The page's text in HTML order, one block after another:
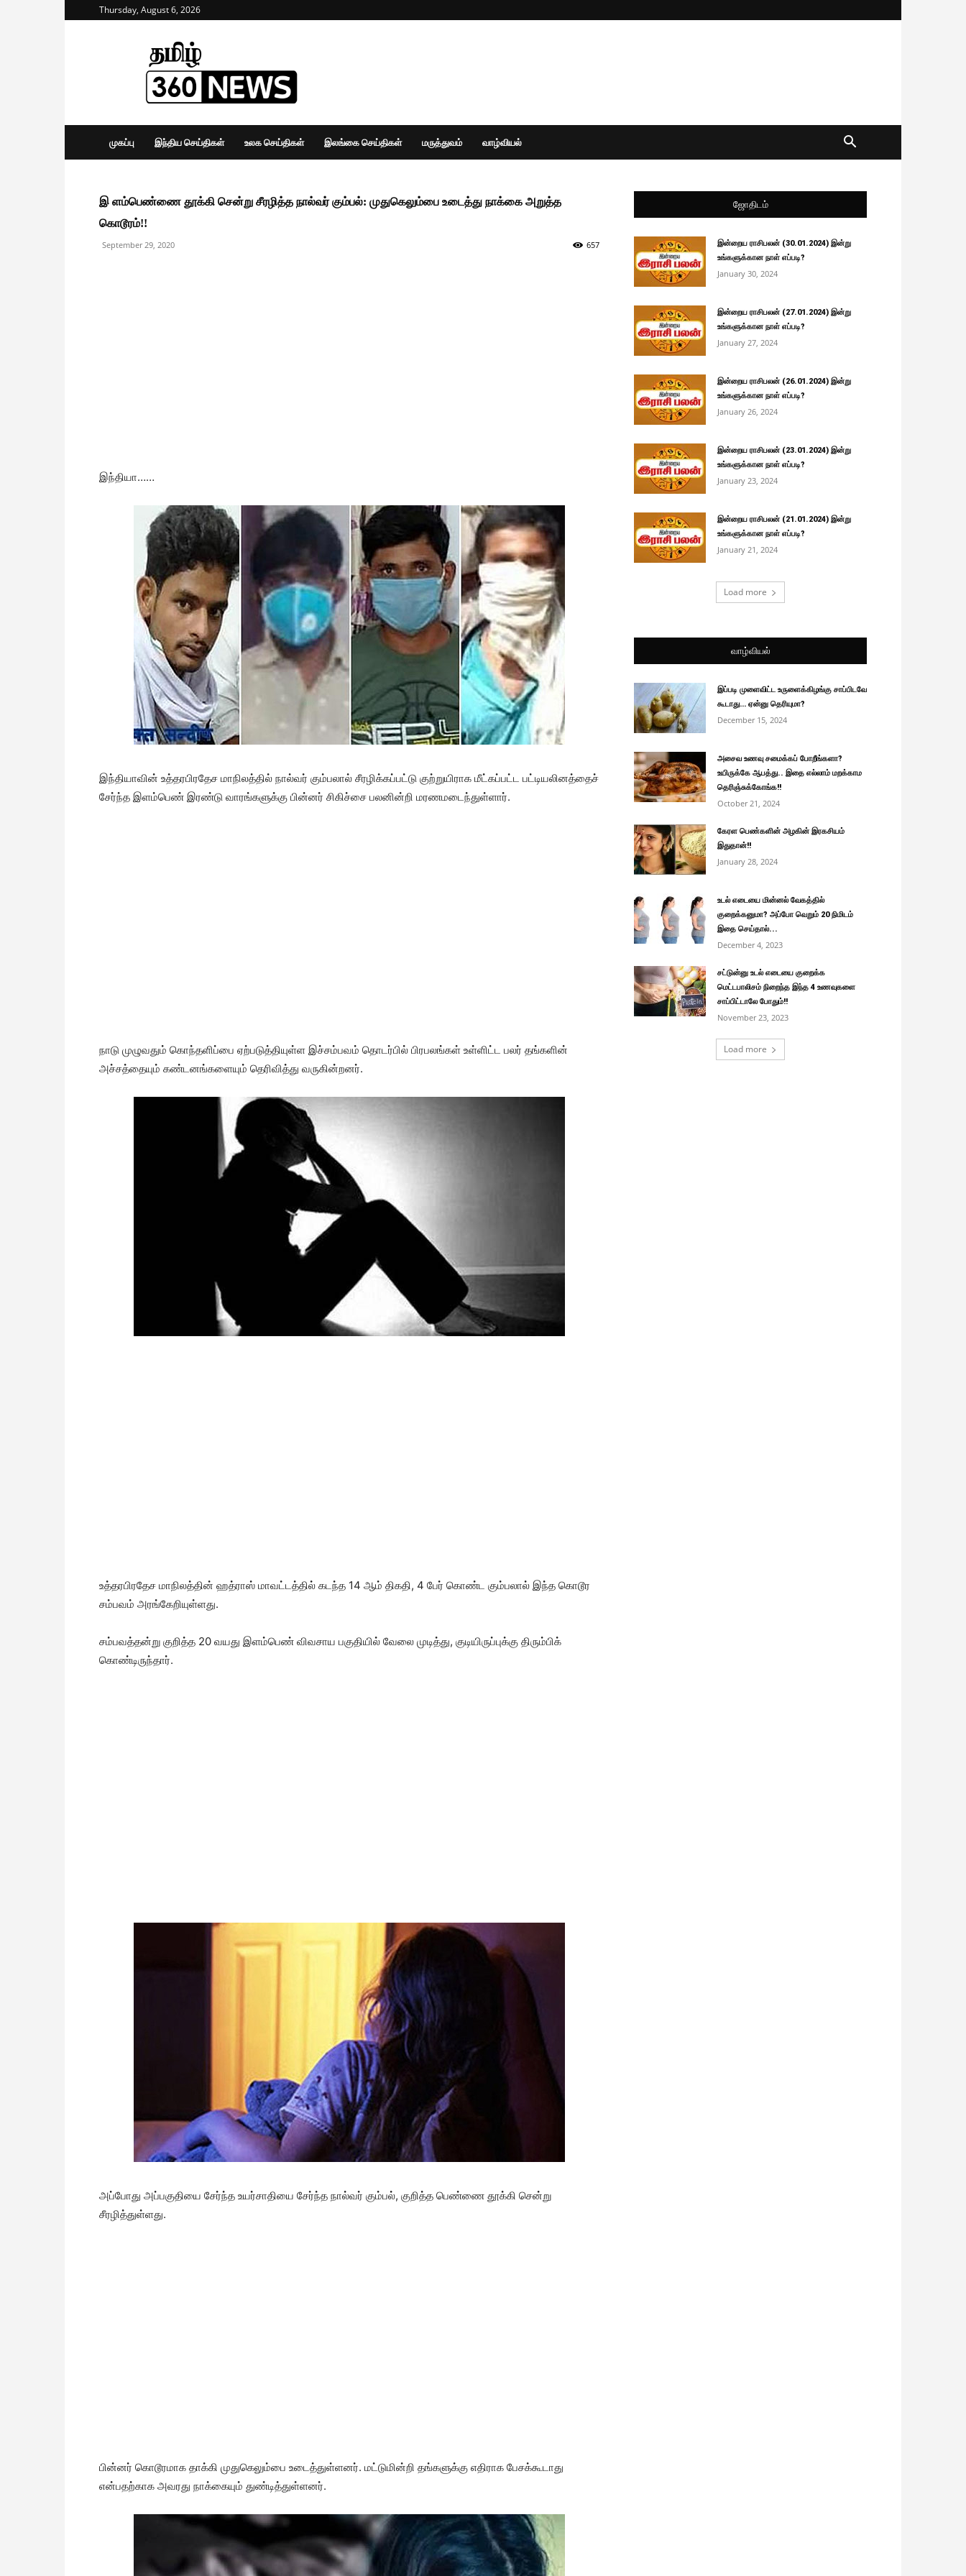
Thursday, August 6, 2026
Tamil
360
News
முகப்பு இந்திய செய்திகள் உலக செய்திகள் இலங்கை செய்திகள் மருத்துவம் வாழ்வியல்
இ ளம்பெண்ணை தூக்கி சென்று சீரழித்த நால்வர் கும்பல்: முதுகெலும்பை உடைத்து நாக்கை அறுத்த
கொடூரம்!!
September 29, 2020 657
இந்தியா……
இந்தியாவின் உத்தரபிரதேச மாநிலத்தில் நால்வர் கும்பலால் சீரழிக்கப்பட்டு குற்றுயிராக மீட்கப்பட்ட பட்டியலினத்தைச்
சேர்ந்த இளம்பெண் இரண்டு வாரங்களுக்கு பின்னர் சிகிச்சை பலனின்றி மரணமடைந்துள்ளார்.
நாடு முழுவதும் கொந்தளிப்பை ஏற்படுத்தியுள்ள இச்சம்பவம் தொடர்பில் பிரபலங்கள் உள்ளிட்ட பலர் தங்களின்
அச்சத்தையும் கண்டனங்களையும் தெரிவித்து வருகின்றனர்.
உத்தரபிரதேச மாநிலத்தின் ஹத்ராஸ் மாவட்டத்தில் கடந்த 14 ஆம் திகதி, 4 பேர் கொண்ட கும்பலால் இந்த கொடூர
சம்பவம் அரங்கேறியுள்ளது.
சம்பவத்தன்று குறித்த 20 வயது இளம்பெண் விவசாய பகுதியில் வேலை முடித்து, குடியிருப்புக்கு திரும்பிக்
கொண்டிருந்தார்.
அப்போது அப்பகுதியை சேர்ந்த உயர்சாதியை சேர்ந்த நால்வர் கும்பல், குறித்த பெண்ணை தூக்கி சென்று
சீரழித்துள்ளது.
பின்னர் கொடூரமாக தாக்கி முதுகெலும்பை உடைத்துள்ளனர். மட்டுமின்றி தங்களுக்கு எதிராக பேசக்கூடாது
என்பதற்காக அவரது நாக்கையும் துண்டித்துள்ளனர்.
ஜோதிடம்
இன்றைய ராசிபலன் (30.01.2024) இன்று
உங்களுக்கான நாள் எப்படி?
January 30, 2024
இன்றைய ராசிபலன் (27.01.2024) இன்று
உங்களுக்கான நாள் எப்படி?
January 27, 2024
இன்றைய ராசிபலன் (26.01.2024) இன்று
உங்களுக்கான நாள் எப்படி?
January 26, 2024
இன்றைய ராசிபலன் (23.01.2024) இன்று
உங்களுக்கான நாள் எப்படி?
January 23, 2024
இன்றைய ராசிபலன் (21.01.2024) இன்று
உங்களுக்கான நாள் எப்படி?
January 21, 2024
Load more
வாழ்வியல்
இப்படி முளைவிட்ட உருளைக்கிழங்கு சாப்பிடவே
கூடாது… ஏன்னு தெரியுமா?
December 15, 2024
அசைவ உணவு சமைக்கப் போறீங்களா?
உயிருக்கே ஆபத்து.. இதை எல்லாம் மறக்காம
தெரிஞ்சுக்கோங்க!!
October 21, 2024
கேரள பெண்களின் அழகின் இரகசியம்
இதுதான்!!
January 28, 2024
உடல் எடையை மின்னல் வேகத்தில்
குறைக்கனுமா? அப்போ வெறும் 20 நிமிடம்
இதை செய்தால்...
December 4, 2023
சட்டுன்னு உடல் எடையை குறைக்க
மெட்டபாலிசம் நிறைந்த இந்த 4 உணவுகளை
சாப்பிட்டாலே போதும்!!
November 23, 2023
Load more